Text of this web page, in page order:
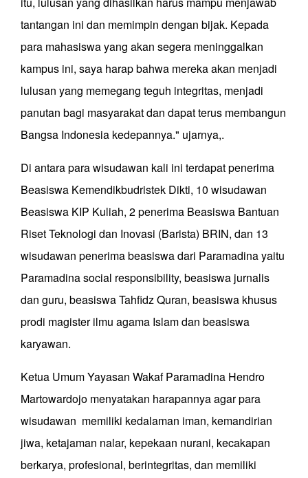
tantangan ini dan memimpin dengan bijak. Kepada
para mahasiswa yang akan segera meninggalkan
kampus ini, saya harap bahwa mereka akan menjadi
lulusan yang memegang teguh integritas, menjadi
panutan bagi masyarakat dan dapat terus membangun
Bangsa Indonesia kedepannya." ujarnya,.
Di antara para wisudawan kali ini terdapat penerima
Beasiswa Kemendikbudristek Dikti, 10 wisudawan
Beasiswa KIP Kuliah, 2 penerima Beasiswa Bantuan
Riset Teknologi dan Inovasi (Barista) BRIN, dan 13
wisudawan penerima beasiswa dari Paramadina yaitu
Paramadina social responsibility, beasiswa jurnalis
dan guru, beasiswa Tahfidz Quran, beasiswa khusus
prodi magister ilmu agama Islam dan beasiswa
karyawan.
Ketua Umum Yayasan Wakaf Paramadina Hendro
Martowardojo menyatakan harapannya agar para
wisudawan memiliki kedalaman iman, kemandirian
jiwa, ketajaman nalar, kepekaan nurani, kecakapan
berkarya, profesional, berintegritas, dan memiliki